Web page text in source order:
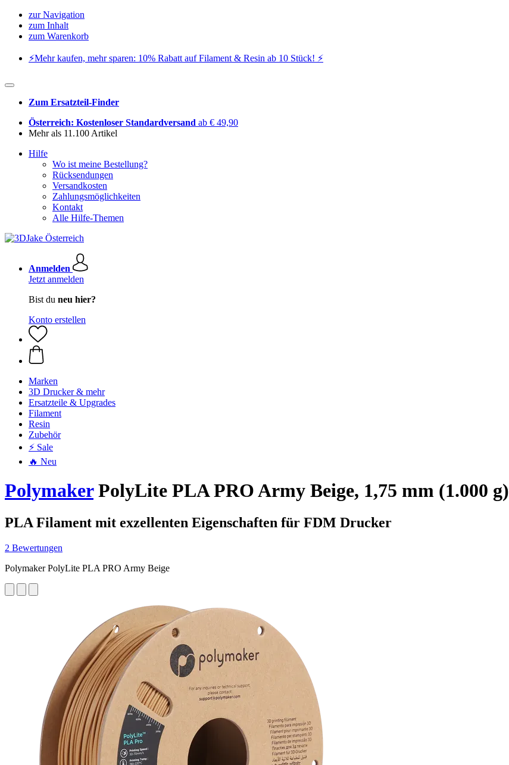
zur Navigation
zum Inhalt
zum Warenkorb
⚡️Mehr kaufen, mehr sparen: 10% Rabatt auf Filament & Resin ab 10 Stück! ⚡️
Zum Ersatzteil-Finder
Österreich: Kostenloser Standardversand ab € 49,90
Mehr als 11.100 Artikel
Hilfe
Wo ist meine Bestellung?
Rücksendungen
Versandkosten
Zahlungsmöglichkeiten
Kontakt
Alle Hilfe-Themen
Anmelden
Jetzt anmelden
Bist du neu hier?
Konto erstellen
Marken
3D Drucker & mehr
Ersatzteile & Upgrades
Filament
Resin
Zubehör
⚡ Sale
🔥 Neu
PolymakerPolyLite PLA PRO Army Beige, 1,75 mm (1.000 g)
PLA Filament mit exzellenten Eigenschaften für FDM Drucker
2 Bewertungen
Polymaker PolyLite PLA PRO Army Beige